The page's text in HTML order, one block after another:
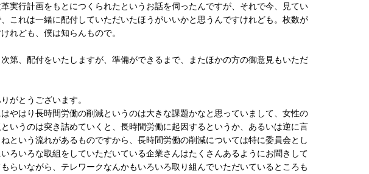
行計画をもとにつくられたというお話を伺ったんですが、それで今、見てい
これは一緒に配付していただいたほうがいいかと思うんですけれども。枚数が
れども、僕は知らんもので。
、配付をいたしますが、準備ができるまで、またほかの方の御意見もいただ
がとうございます。
やはり長時間労働の削減というのは大きな課題かなと思っていまして、女性の
いうのは突き詰めていくと、長時間労働に起因するというか、あるいは逆に言
という流れがあるものですから、長時間労働の削減については特に委員会とし
ろいろな取組をしていただいている企業さんはたくさんあるようにお聞きして
らいながら、テレワークなんかもいろいろ取り組んでいただいているところも